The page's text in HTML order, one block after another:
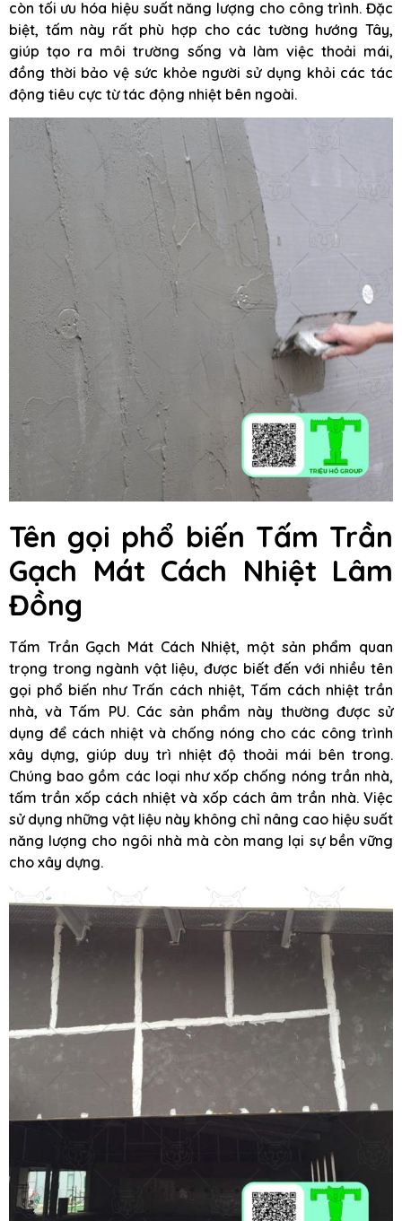
còn tối ưu hóa hiệu suất năng lượng cho công trình. Đặc
biệt, tấm này rất phù hợp cho các tường hướng Tây,
giúp tạo ra môi trường sống và làm việc thoải mái,
đồng thời bảo vệ sức khỏe người sử dụng khỏi các tác
động tiêu cực từ tác động nhiệt bên ngoài.
Tên gọi phổ biến Tấm Trần
Gạch Mát Cách Nhiệt Lâm
Đồng
Tấm Trần Gạch Mát Cách Nhiệt, một sản phẩm quan
trọng trong ngành vật liệu, được biết đến với nhiều tên
gọi phổ biến như Trấn cách nhiệt, Tấm cách nhiệt trần
nhà, và Tấm PU. Các sản phẩm này thường được sử
dụng để cách nhiệt và chống nóng cho các công trình
xây dựng, giúp duy trì nhiệt độ thoải mái bên trong.
Chúng bao gồm các loại như xốp chống nóng trần nhà,
tấm trần xốp cách nhiệt và xốp cách âm trần nhà. Việc
sử dụng những vật liệu này không chỉ nâng cao hiệu suất
năng lượng cho ngôi nhà mà còn mang lại sự bền vững
cho xây dựng.